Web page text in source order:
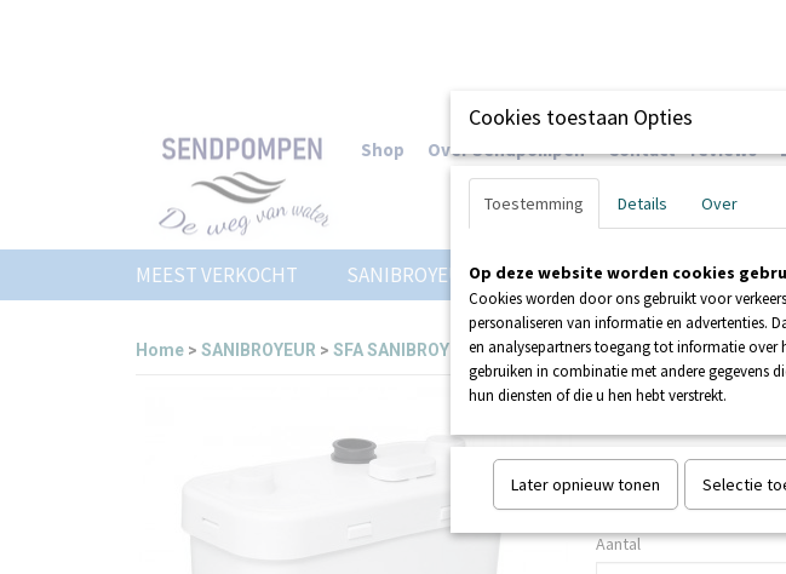
Shop Over Sendpompen Contact - reviews
MEEST VERKOCHT SANIBROYEUR ZEHNDER POMPEN
Home > SANIBROYEUR > SFA SANIBROYEUR>SANIBROYEUR SANIVITE 3
€
Levertijd verwacht
Aantal
Cookies toestaan Opties
Toestemming Details Over
Op deze website worden cookies
Cookies worden door ons gebruikt voor
personaliseren van informatie en advertenties.
en analysepartners toegang tot informatie over
gebruiken in combinatie met andere gegevens
hun diensten of die u hen hebt verstrekt.
Later opnieuw tonen Selectie